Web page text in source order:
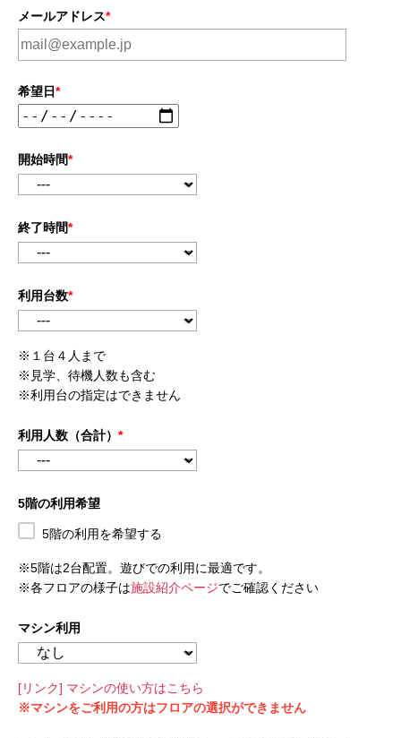
メールアドレス*
希望日*
開始時間*
終了時間*
利用台数*
※１台４人まで
※見学、待機人数も含む
※利用台の指定はできません
利用人数（合計） *
5階の利用希望
5階の利用を希望する
※5階は2台配置。遊びでの利用に最適です。
※各フロアの様子は施設紹介ページでご確認ください
マシン利用
[リンク] マシンの使い方はこちら
※マシンをご利用の方はフロアの選択ができません